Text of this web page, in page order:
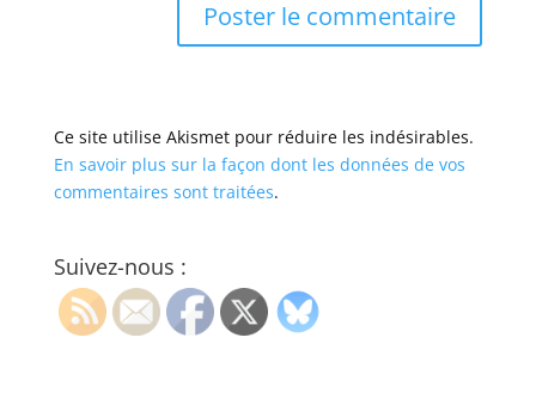
Ce site utilise Akismet pour réduire les indésirables.
En savoir plus sur la façon dont les données de vos
commentaires sont traitées.
Suivez-nous :